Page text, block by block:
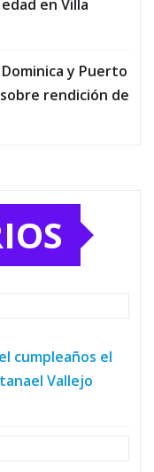
en Villa
y Puerto
rendición de
cumpleaños el
Vallejo